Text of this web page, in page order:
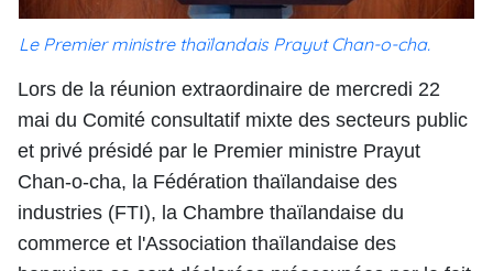
Le Premier ministre thaïlandais Prayut Chan-o-cha.
Lors de la réunion extraordinaire de mercredi 22
mai du Comité consultatif mixte des secteurs public
et privé présidé par le Premier ministre Prayut
Chan-o-cha, la Fédération thaïlandaise des
industries (FTI), la Chambre thaïlandaise du
commerce et l'Association thaïlandaise des